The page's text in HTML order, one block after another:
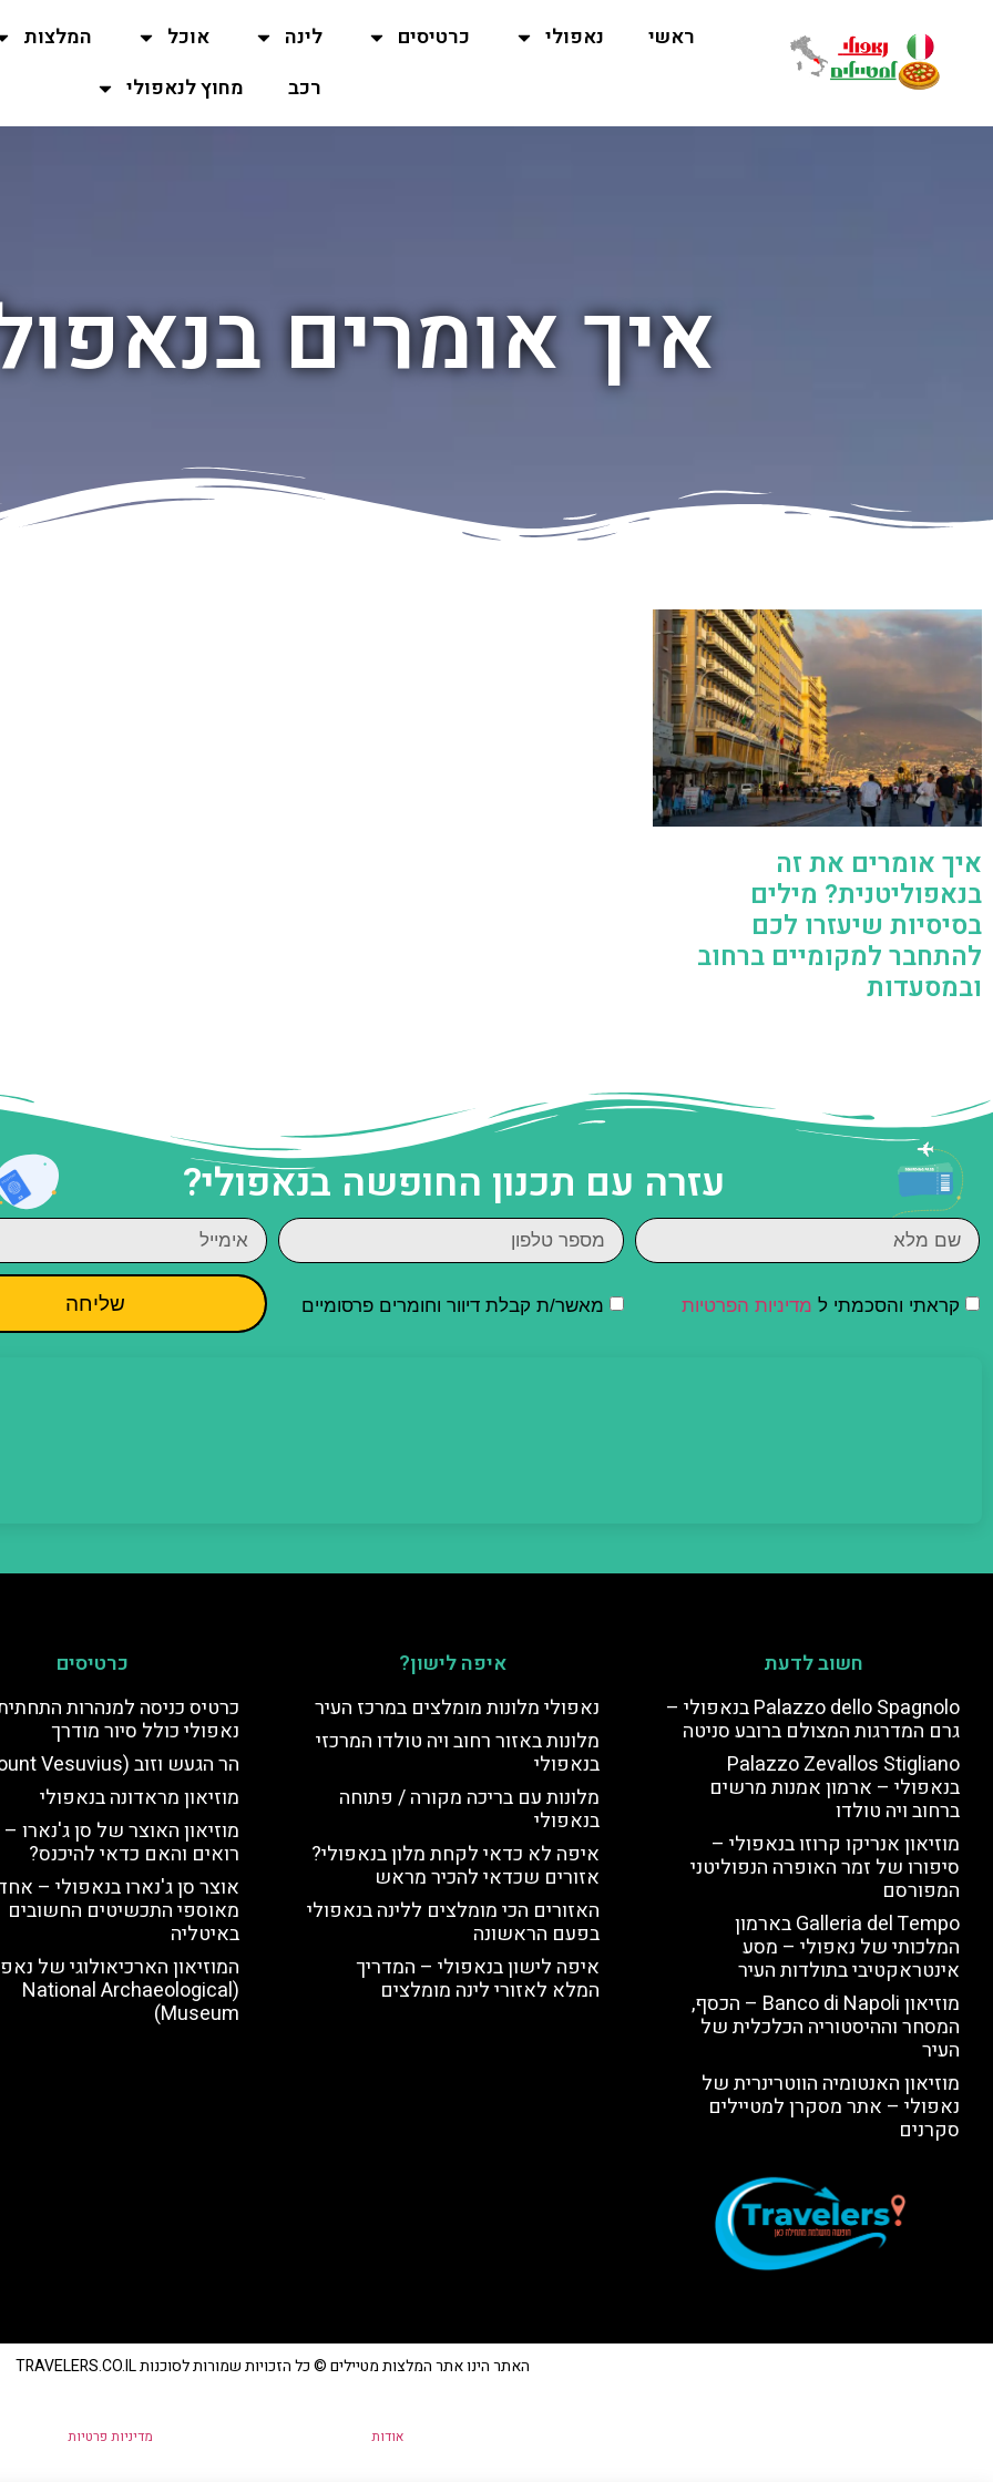
ראשי נאפולי כרטיסים לינה אוכל המלצות
רכב
מחוץ לנאפולי
איך אומרים
איך אומרים את זה
בנאפוליטנית? מילים
בסיסיות שיעזרו לכם
להתחבר למקומיים ברחוב
ובמסעדות
עזרה עם תכנון החופשה בנאפולי?
קראתי והסכמתי ל מדיניות הפרטיות מאשר/ת קבלת דיוור וחומרים פרסומיים שליחה
חשוב לדעת
Palazzo dello Spagnolo בנאפולי –
גרם המדרגות המצולם ברובע סניטה
Palazzo Zevallos Stigliano
בנאפולי – ארמון אמנות מרשים
ברחוב ויה טולדו
מוזיאון אנריקו קרוזו בנאפולי –
סיפורו של זמר האופרה הנפוליטני
המפורסם
Galleria del Tempo בארמון
המלכותי של נאפולי – מסע
אינטראקטיבי בתולדות העיר
מוזיאון Banco di Napoli – הכסף,
המסחר וההיסטוריה הכלכלית של
העיר
מוזיאון האנטומיה הווטרינרית של
נאפולי – אתר מסקרן למטיילים
סקרנים
איפה לישון?
נאפולי מלונות מומלצים במרכז העיר
מלונות באזור רחוב ויה טולדו המרכזי
בנאפולי
מלונות עם בריכה מקורה / פתוחה
בנאפולי
איפה לא כדאי לקחת מלון בנאפולי?
אזורים שכדאי להכיר מראש
האזורים הכי מומלצים ללינה בנאפולי
בפעם הראשונה
איפה לישון בנאפולי – המדריך
המלא לאזורי לינה מומלצים
כרטיסים
כרטיס כניסה למנהרות
נאפולי כולל סיור מודרך
הר הגעש וזוב (Mount Vesuvius)
מוזיאון מראדונה בנאפולי
מוזיאון האוצר של סן ג'נארו
רואים והאם כדאי להיכנס?
אוצר סן ג'נארו בנאפולי –
מאוספי התכשיטים החשובים
באיטליה
המוזיאון הארכיאולוגי של
(National Archaeological
Museum)
האתר הינו אתר המלצות מטיילים © כל הזכויות שמורות לסוכנות TRAVELERS.CO.IL
אודות מדיניות פרטיות